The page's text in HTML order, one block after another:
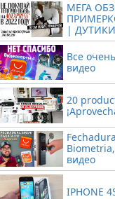
МЕГА
| ДУТИКИ
Все
видео
20
видео
IPHONE